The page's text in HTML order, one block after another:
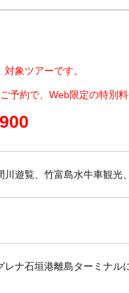
象ツアーです。
予約で、Web限定の特別料
遊覧、竹富島水牛車観光
レナ石垣港離島ターミナル